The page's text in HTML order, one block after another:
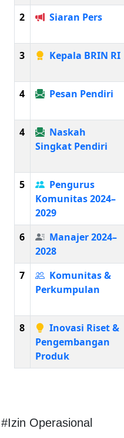
2
Siaran Pers
3
Kepala BRIN RI
4
Pesan Pendiri
4
Naskah
Singkat Pendiri
5
Pengurus
Komunitas 2024–
2029
6
Manajer 2024–
2028
7
Komunitas &
Perkumpulan
8
Inovasi Riset &
Pengembangan
Produk
#Izin Operasional